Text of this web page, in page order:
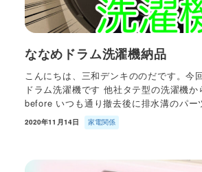
ななめドラム洗濯機納品
こんにちは、三和デンキののだです。今
ドラム洗濯機です 他社タテ型の洗濯機か
before いつも通り撤去後に排水溝のパ
2020年11月14日 家電関係